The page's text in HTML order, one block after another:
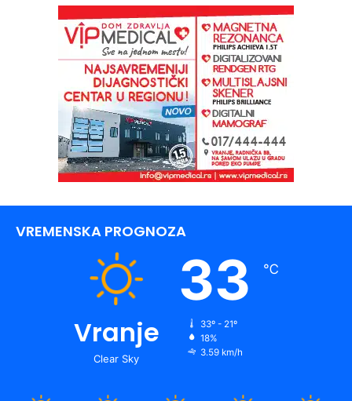
VREMENSKA PROGNOZA
Vranje
Clear Sky
33 ℃
33º - 21º
18%
3.59 km/h